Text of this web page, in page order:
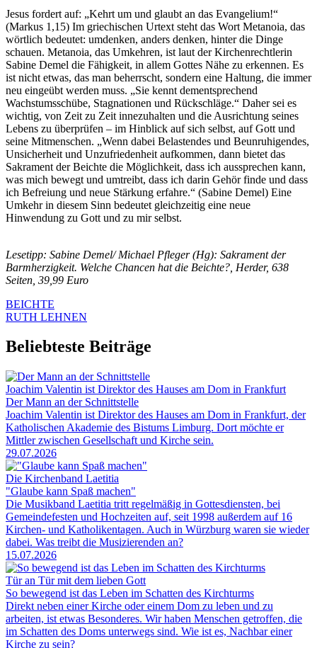
Jesus fordert auf: „Kehrt um und glaubt an das Evangelium!“
(Markus 1,15) Im griechischen Urtext steht das Wort Metanoia, das
wörtlich bedeutet: umdenken, anders denken, hinter die Dinge
schauen. Metanoia, das Umkehren, ist laut der Kirchenrechtlerin
Sabine Demel die Fähigkeit, in allem Gottes Nähe zu erkennen. Es
ist nicht etwas, das man beherrscht, sondern eine Haltung, die immer
neu eingeübt werden muss. „Sie kennt dementsprechend
Wachstumsschübe, Stagnationen und Rückschläge.“ Daher sei es
wichtig, von Zeit zu Zeit innezuhalten und die Ausrichtung seines
Lebens zu überprüfen – im Hinblick auf sich selbst, auf Gott und
seine Mitmenschen. „Wenn dabei Belastendes und Beunruhigendes,
Unsicherheit und Unzufriedenheit aufkommen, dann bietet das
Sakrament der Beichte die Möglichkeit, dass ich aussprechen kann,
was mich bewegt und umtreibt, dass ich darin Gehör finde und dass
ich Befreiung und neue Stärkung erfahre.“ (Sabine Demel) Eine
Umkehr in diesem Sinn bedeutet gleichzeitig eine neue
Hinwendung zu Gott und zu mir selbst.
Lesetipp: Sabine Demel/ Michael Pfleger (Hg): Sakrament der
Barmherzigkeit. Welche Chancen hat die Beichte?, Herder, 638
Seiten, 39,99 Euro
BEICHTE
RUTH LEHNEN
Beliebteste Beiträge
Joachim Valentin ist Direktor des Hauses am Dom in Frankfurt
Der Mann an der Schnittstelle
Joachim Valentin ist Direktor des Hauses am Dom in Frankfurt, der
Katholischen Akademie des Bistums Limburg. Dort möchte er
Mittler zwischen Gesellschaft und Kirche sein.
29.07.2026
Die Kirchenband Laetitia
"Glaube kann Spaß machen"
Die Musikband Laetitia tritt regelmäßig in Gottesdiensten, bei
Gemeindefesten und Hochzeiten auf, seit 1998 außerdem auf 16
Kirchen- und Katholikentagen. Auch in Würzburg waren sie wieder
dabei. Was treibt die Musizierenden an?
15.07.2026
Tür an Tür mit dem lieben Gott
So bewegend ist das Leben im Schatten des Kirchturms
Direkt neben einer Kirche oder einem Dom zu leben und zu
arbeiten, ist etwas Besonderes. Wir haben Menschen getroffen, die
im Schatten des Doms unterwegs sind. Wie ist es, Nachbar einer
Kirche zu sein?